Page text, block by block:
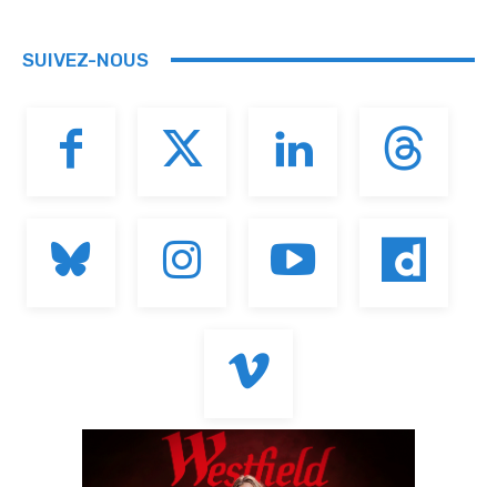
SUIVEZ-NOUS